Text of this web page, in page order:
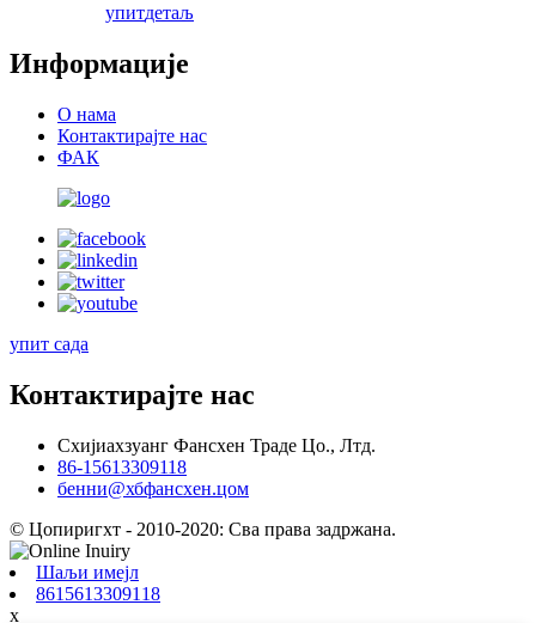
упитдетаљ
Информације
О нама
Контактирајте нас
ФАК
упит сада
Контактирајте нас
Схијиахзуанг Фансхен Траде Цо., Лтд.
86-15613309118
бенни@хбфансхен.цом
© Цопиригхт - 2010-2020: Сва права задржана.
Шаљи имејл
8615613309118
x